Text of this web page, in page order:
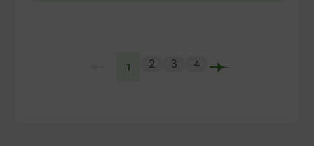
1 2 3 4